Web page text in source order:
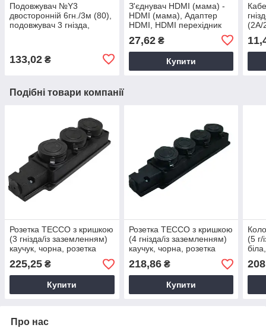
Подовжувач №Y3
двосторонній 6гн./3м (80),
подовжувач 3 гнізда,
133,02 ₴
З'єднувач HDMI (мама) -
HDMI (мама), Адаптер
HDMI, HDMI перехідник
27,62₴
Купити
(2А/
Подібні товари компанії
Розетка TECCO з кришкою
(3 гнізда/із заземленням)
каучук, чорна, розетка
накладна
225,25 ₴
Купити
Розетка TECCO з кришкою
(4 гнізда/із заземленням)
каучук, чорна, розетка
накладная
218,86₴
Купити
(5 г/
на 5
Про нас